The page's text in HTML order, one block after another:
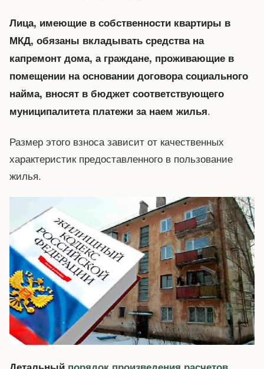
Лица, имеющие в собственности квартиры в
МКД, обязаны вкладывать средства на
капремонт дома, а граждане, проживающие в
помещении на основании договора социального
найма, вносят в бюджет соответствующего
муниципалитета платежи за наем жилья.
Размер этого взноса зависит от качественных
характеристик предоставленного в пользование
жилья.